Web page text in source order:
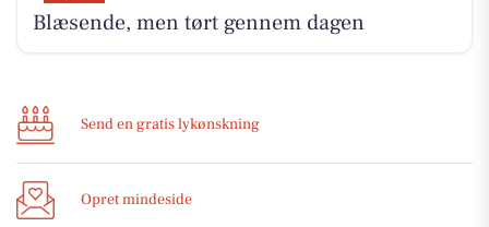
Blæsende, men tørt gennem dagen
Send en gratis lykønskning
Opret mindeside